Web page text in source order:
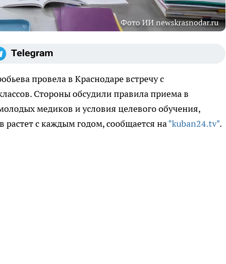
Фото ИИ newskrasnodar.ru
провела в Краснодаре встречу с
Стороны обсудили правила приема в
медиков и условия целевого обучения,
растет с каждым годом, сообщается на"kuban24.tv".